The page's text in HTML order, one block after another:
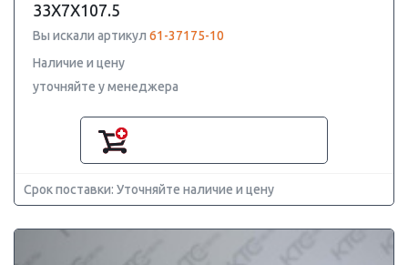
33X7X107.5
Вы искали артикул 61-37175-10
Наличие и цену
уточняйте у менеджера
Срок поставки: Уточняйте наличие и цену